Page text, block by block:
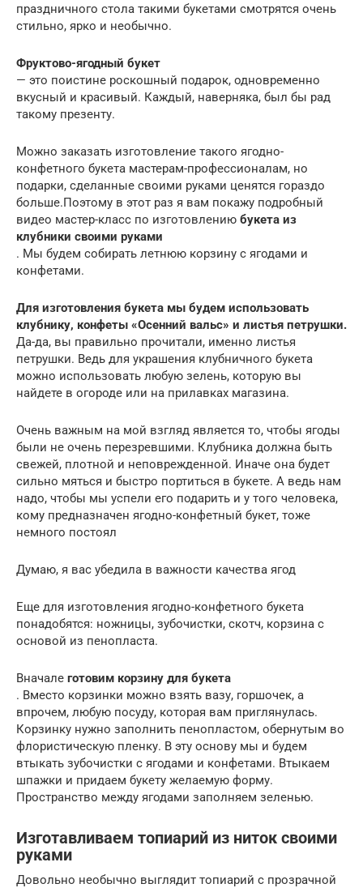
праздничного стола такими букетами смотрятся очень
стильно, ярко и необычно.
Фруктово-ягодный букет
— это поистине роскошный подарок, одновременно
вкусный и красивый. Каждый, наверняка, был бы рад
такому презенту.
Можно заказать изготовление такого ягодно-
конфетного букета мастерам-профессионалам, но
подарки, сделанные своими руками ценятся гораздо
больше.Поэтому в этот раз я вам покажу подробный
видео мастер-класс по изготовлению букета из
клубники своими руками
. Мы будем собирать летнюю корзину с ягодами и
конфетами.
Для изготовления букета мы будем использовать
клубнику, конфеты «Осенний вальс» и листья петрушки.
Да-да, вы правильно прочитали, именно листья
петрушки. Ведь для украшения клубничного букета
можно использовать любую зелень, которую вы
найдете в огороде или на прилавках магазина.
Очень важным на мой взгляд является то, чтобы ягоды
были не очень перезревшими. Клубника должна быть
свежей, плотной и неповрежденной. Иначе она будет
сильно мяться и быстро портиться в букете. А ведь нам
надо, чтобы мы успели его подарить и у того человека,
кому предназначен ягодно-конфетный букет, тоже
немного постоял
Думаю, я вас убедила в важности качества ягод
Еще для изготовления ягодно-конфетного букета
понадобятся: ножницы, зубочистки, скотч, корзина с
основой из пенопласта.
Вначале готовим корзину для букета
. Вместо корзинки можно взять вазу, горшочек, а
впрочем, любую посуду, которая вам приглянулась.
Корзинку нужно заполнить пенопластом, обернутым во
флористическую пленку. В эту основу мы и будем
втыкать зубочистки с ягодами и конфетами. Втыкаем
шпажки и придаем букету желаемую форму.
Пространство между ягодами заполняем зеленью.
Изготавливаем топиарий из ниток своими
руками
Довольно необычно выглядит топиарий с прозрачной